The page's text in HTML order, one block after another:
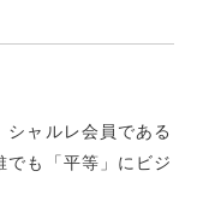
ャルレ会員である
でも「平等」にビジ